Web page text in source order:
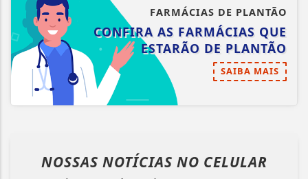
FARMÁCIAS DE PLANTÃO
CONFIRA AS FARMÁCIAS QUE
ESTARÃO DE PLANTÃO
SAIBA MAIS
NOSSAS NOTÍCIAS NO CELULAR